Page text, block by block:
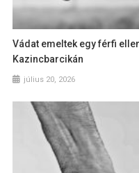
Vádat emeltek egy férfi
Kazincbarcikán
július 20, 2026